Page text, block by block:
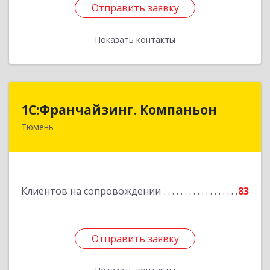
Отправить заявку
Показать контакты
Отправить заявку
Назад
1С:Франчайзинг. Компаньон
Тюмень
Клиентов на сопровождении 83
Отправить заявку
1С:Франчайзинг. Компаньон
Отправить заявку